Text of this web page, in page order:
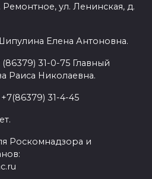
ул. Ленинская, д.
Елена Антоновна.
31-0-75 Главный
Раиса Николаевна.
31-4-45
Роскомнадзора и